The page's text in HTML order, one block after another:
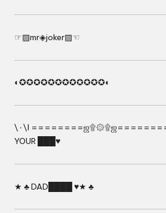
☞▨mr◈joker▨☜
◐✪✪✪✪✪✪✪✪✪✪✪✪◐
\٠\l ========ஜ۩۞۩ஜ======== █♥ ★ ♣ IM██♥ ★ ♣
YOUR ███♥
★ ♣ DAD████ ♥★ ♣